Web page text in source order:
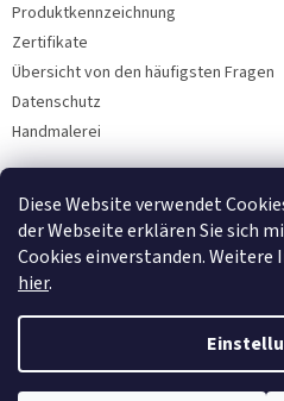
Diese Website verwendet
der Webseite erklären Sie sich
Cookies einverstanden.
hier.
Produktkennzeichnung
Zertifikate
Übersicht von den häufigsten Fragen
Datenschutz
Handmalerei
Facebook